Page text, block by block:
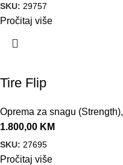
SKU: 29757
Pročitaj više
Tire Flip
Oprema za snagu (Strength),
1.800,00 KM
SKU: 27695
Pročitaj više